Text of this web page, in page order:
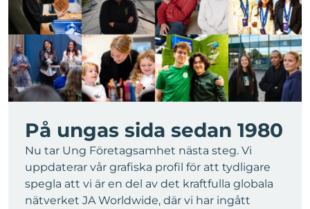
På ungas sida sedan 1980
Nu tar Ung Företagsamhet nästa steg. Vi
uppdaterar vår grafiska profil för att tydligare
spegla att vi är en del av det kraftfulla globala
nätverket JA Worldwide, där vi har ingått